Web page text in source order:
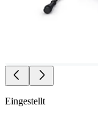
Eingestellt